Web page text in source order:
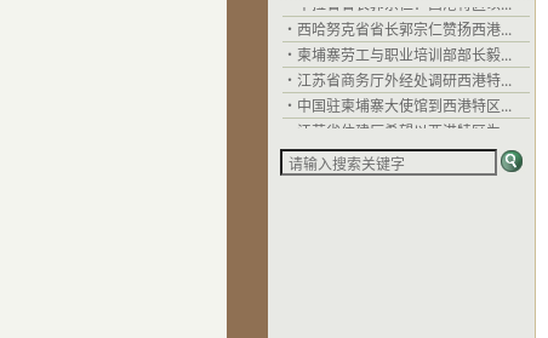
·西哈努克省省长郭宗仁赞扬西港...
·柬埔寨劳工与职业培训部部长毅...
·江苏省商务厅外经处调研西港特...
·中国驻柬埔寨大使馆到西港特区...
·江苏省住建厅希望以西港特区为...
·干拉省省长郭宗仁：西港特区以...